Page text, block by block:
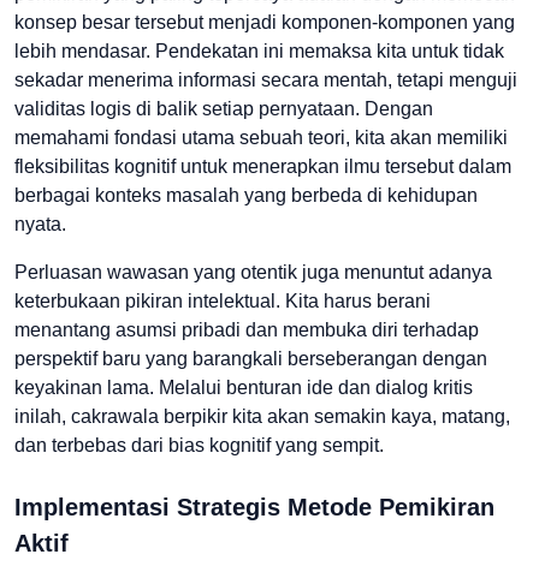
konsep besar tersebut menjadi komponen-komponen yang
lebih mendasar. Pendekatan ini memaksa kita untuk tidak
sekadar menerima informasi secara mentah, tetapi menguji
validitas logis di balik setiap pernyataan. Dengan
memahami fondasi utama sebuah teori, kita akan memiliki
fleksibilitas kognitif untuk menerapkan ilmu tersebut dalam
berbagai konteks masalah yang berbeda di kehidupan
nyata.
Perluasan wawasan yang otentik juga menuntut adanya
keterbukaan pikiran intelektual. Kita harus berani
menantang asumsi pribadi dan membuka diri terhadap
perspektif baru yang barangkali berseberangan dengan
keyakinan lama. Melalui benturan ide dan dialog kritis
inilah, cakrawala berpikir kita akan semakin kaya, matang,
dan terbebas dari bias kognitif yang sempit.
Implementasi Strategis Metode Pemikiran
Aktif